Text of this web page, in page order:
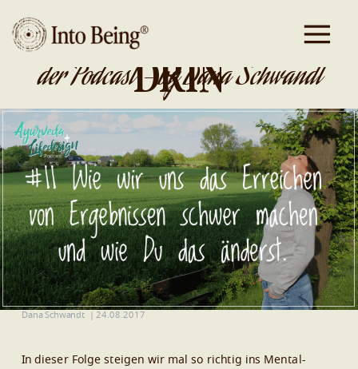
DA IST GOLD
DRIN
der Podcast - by Dana Schwandt
Dana Schwandt 24.08.2017
In dieser Folge steigen wir mal so richtig ins Mental-